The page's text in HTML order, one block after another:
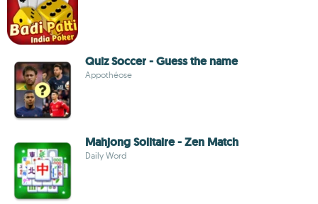
Quiz Soccer - Guess the name
Appothéose
Mahjong Solitaire - Zen Match
Daily Word